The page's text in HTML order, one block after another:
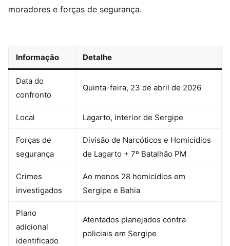
moradores e forças de segurança.
Informação Detalhe
Data do
confronto
Quinta-feira, 23 de abril de 2026
Local Lagarto, interior de Sergipe
Forças de
segurança
Divisão de Narcóticos e Homicídios
de Lagarto + 7º Batalhão PM
Crimes
investigados
Ao menos 28 homicídios em
Sergipe e Bahia
Plano
adicional
identificado
Atentados planejados contra
policiais em Sergipe